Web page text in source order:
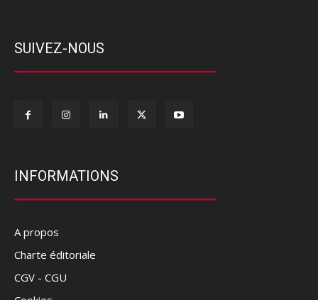
SUIVEZ-NOUS
INFORMATIONS
A propos
Charte éditoriale
CGV - CGU